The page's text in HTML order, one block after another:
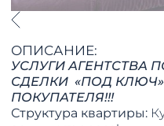
ОПИСАНИЕ:
УСЛУГИ
СДЕЛКИ «ПОД
ПОКУПАТЕЛЯ!!!
Структура квартиры: